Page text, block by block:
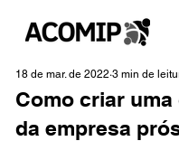
Como criar
da empresa
18 de mar. de 2022 3 min de